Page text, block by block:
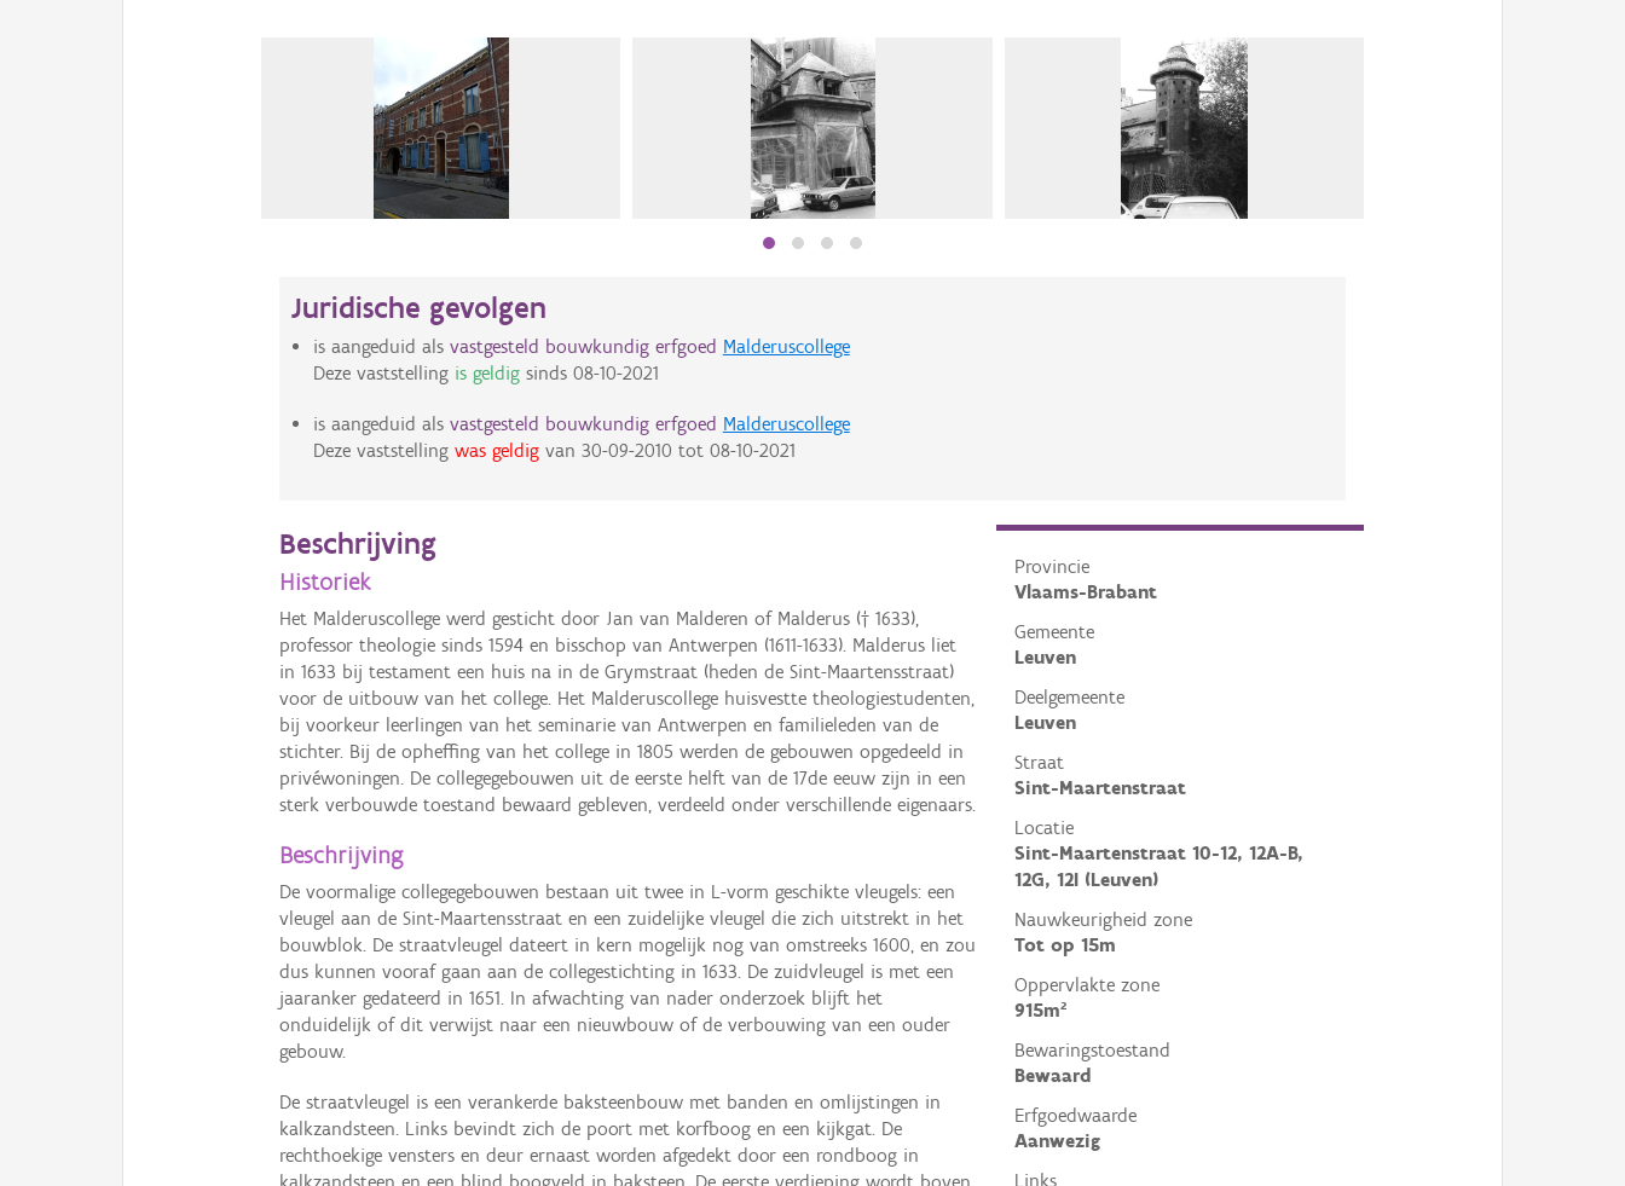
Juridische gevolgen
is aangeduid als vastgesteld bouwkundig erfgoed Malderuscollege
Deze vaststelling is geldigsinds 08-10-2021
is aangeduid als vastgesteld bouwkundig erfgoed Malderuscollege
Deze vaststelling was geldigvan 30-09-2010 tot 08-10-2021
Provincie
Vlaams-Brabant
Gemeente
Leuven
Deelgemeente
Leuven
Straat
Sint-Maartenstraat
Locatie
Sint-Maartenstraat 10-12, 12A-B,
12G, 12I (Leuven)
Nauwkeurigheid zone
Tot op 15m
Oppervlakte zone
915m²
Bewaringstoestand
Bewaard
Erfgoedwaarde
Aanwezig
Links
Beschrijving
Historiek
Het Malderuscollege werd gesticht door Jan van Malderen of Malderus († 1633),
professor theologie sinds 1594 en bisschop van Antwerpen (1611-1633). Malderus liet
in 1633 bij testament een huis na in de Grymstraat (heden de Sint-Maartensstraat)
voor de uitbouw van het college. Het Malderuscollege huisvestte theologiestudenten,
bij voorkeur leerlingen van het seminarie van Antwerpen en familieleden van de
stichter. Bij de opheffing van het college in 1805 werden de gebouwen opgedeeld in
privéwoningen. De collegegebouwen uit de eerste helft van de 17de eeuw zijn in een
sterk verbouwde toestand bewaard gebleven, verdeeld onder verschillende eigenaars.
Beschrijving
De voormalige collegegebouwen bestaan uit twee in L-vorm geschikte vleugels: een
vleugel aan de Sint-Maartensstraat en een zuidelijke vleugel die zich uitstrekt in het
bouwblok. De straatvleugel dateert in kern mogelijk nog van omstreeks 1600, en zou
dus kunnen vooraf gaan aan de collegestichting in 1633. De zuidvleugel is met een
jaaranker gedateerd in 1651. In afwachting van nader onderzoek blijft het
onduidelijk of dit verwijst naar een nieuwbouw of de verbouwing van een ouder
gebouw.
De straatvleugel is een verankerde baksteenbouw met banden en omlijstingen in
kalkzandsteen. Links bevindt zich de poort met korfboog en een kijkgat. De
rechthoekige vensters en deur ernaast worden afgedekt door een rondboog in